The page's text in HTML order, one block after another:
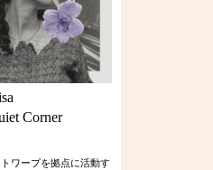
Corner
ワープを拠点に活動す